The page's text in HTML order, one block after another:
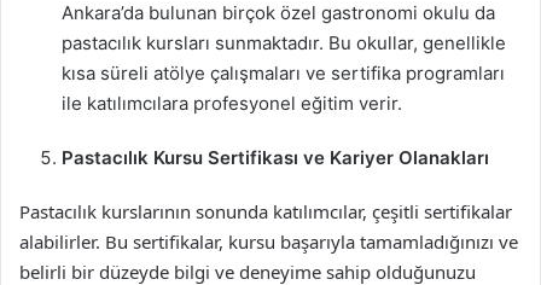
Ankara’da bulunan birçok özel gastronomi okulu da
pastacılık kursları sunmaktadır. Bu okullar, genellikle
kısa süreli atölye çalışmaları ve sertifika programları
ile katılımcılara profesyonel eğitim verir.
Pastacılık Kursu Sertifikası ve Kariyer Olanakları
Pastacılık kurslarının sonunda katılımcılar, çeşitli sertifikalar
alabilirler. Bu sertifikalar, kursu başarıyla tamamladığınızı ve
belirli bir düzeyde bilgi ve deneyime sahip olduğunuzu